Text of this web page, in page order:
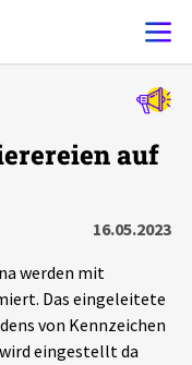
auf
16.05.2023
werden mit
Das eingeleitete
von Kennzeichen
eingestellt da